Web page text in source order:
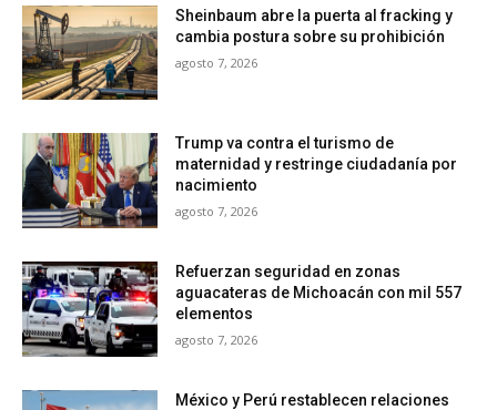
Sheinbaum abre la puerta al fracking y
cambia postura sobre su prohibición
agosto 7, 2026
Trump va contra el turismo de
maternidad y restringe ciudadanía por
nacimiento
agosto 7, 2026
Refuerzan seguridad en zonas
aguacateras de Michoacán con mil 557
elementos
agosto 7, 2026
México y Perú restablecen relaciones